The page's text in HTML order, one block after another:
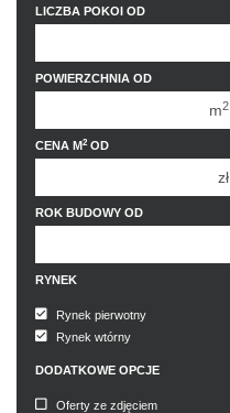
350 000 zł
450 000 zł
LICZBA POKOI OD
1 pokój
3 pokoje
5 pokoi
POWIERZCHNIA OD
m2
CENA M2 OD
zł
ROK BUDOWY OD
RYNEK
Rynek pierwotny
Rynek wtórny
DODATKOWE OPCJE
Oferty ze zdjęciem